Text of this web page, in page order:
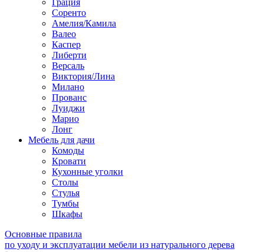
Грация
Соренто
Амелия/Камила
Валео
Каспер
Либерти
Версаль
Виктория/Лина
Милано
Прованс
Луиджи
Марио
Лонг
Мебель для дачи
Комоды
Кровати
Кухонные уголки
Столы
Стулья
Тумбы
Шкафы
Основные правила
по уходу и эксплуатации мебели из натурального дерева